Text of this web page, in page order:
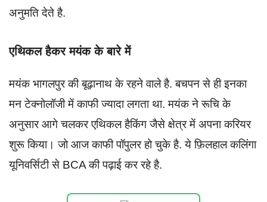
अनुमति देते है.
एथिकल हैकर मयंक के बारे में
मयंक भागलपुर की बूढ़ानाथ के रहने वाले है. बचपन से ही इनका
मन टेक्नोलॉजी में काफी ज्यादा लगता था. मयंक ने रूचि के
अनुसार आगे चलकर एथिकल हैकिंग जैसे क्षेत्र में अपना करियर
शुरू किया। जो आज काफी पॉपुलर हो चुके है. ये फ़िलहाल कलिंगा
यूनिवर्सिटी से BCA की पढ़ाई कर रहे है.